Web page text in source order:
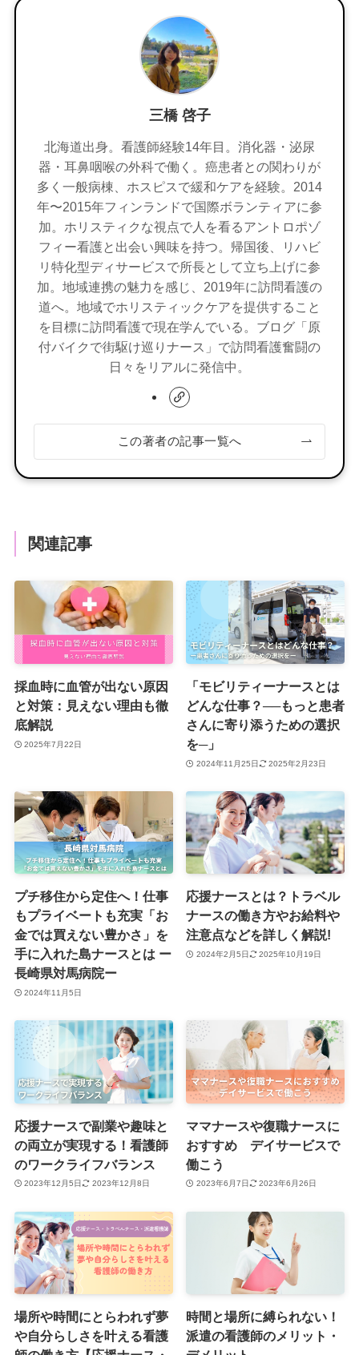
三橋 啓子
北海道出身。看護師経験14年目。消化器・泌尿
器・耳鼻咽喉の外科で働く。癌患者との関わりが
多く一般病棟、ホスピスで緩和ケアを経験。2014
年〜2015年フィンランドで国際ボランティアに参
加。ホリスティクな視点で人を看るアントロポゾ
フィー看護と出会い興味を持つ。帰国後、リハビ
リ特化型ディサービスで所長として立ち上げに参
加。地域連携の魅力を感じ、2019年に訪問看護の
道へ。地域でホリスティックケアを提供すること
を目標に訪問看護で現在学んでいる。ブログ「原
付バイクで街駆け巡りナース」で訪問看護奮闘の
日々をリアルに発信中。
この著者の記事一覧へ
関連記事
採血時に血管が出ない原因
と対策：見えない理由も徹
底解説
2025年7月22日
「モビリティーナースとは
どんな仕事？──もっと患者
さんに寄り添うための選択
を─」
2024年11月25日 2025年2月23日
プチ移住から定住へ！仕事
もプライベートも充実「お
金では買えない豊かさ」を
手に入れた島ナースとは ー
長崎県対馬病院ー
2024年11月5日
応援ナースとは？トラベル
ナースの働き方やお給料や
注意点などを詳しく解説!
2024年2月5日 2025年10月19日
応援ナースで副業や趣味と
の両立が実現する！看護師
のワークライフバランス
2023年12月5日 2023年12月8日
ママナースや復職ナースに
おすすめ デイサービスで
働こう
2023年6月7日 2023年6月26日
場所や時間にとらわれず夢
や自分らしさを叶える看護
時間と場所に縛られない！
派遣の看護師のメリット・